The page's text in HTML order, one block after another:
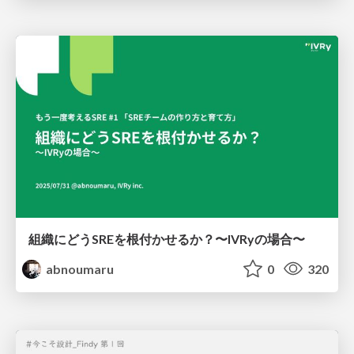
組織にどうSREを根付かせるか？〜IVRyの場合〜
abnoumaru
0 320